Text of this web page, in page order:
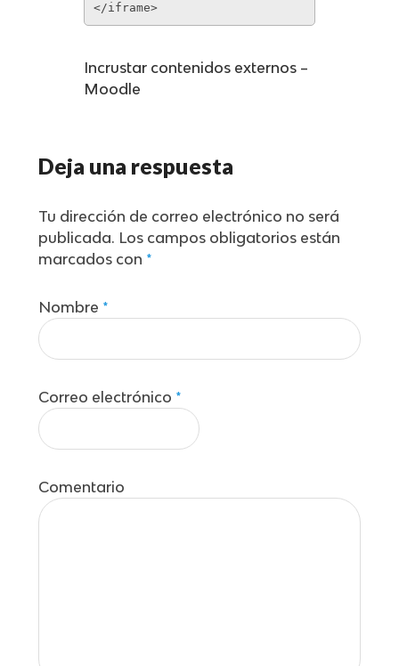
</iframe>
Incrustar contenidos externos –
Moodle
Deja una respuesta
Tu dirección de correo electrónico no será
publicada. Los campos obligatorios están
marcados con *
Nombre *
Correo electrónico *
Comentario